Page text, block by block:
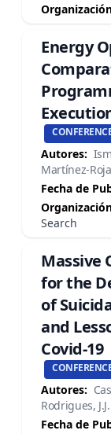
Energy
Autores:
Martínez-
Fecha de
Search
Massive
for the
of
and
Covid-19
Autores:
Rodrigues,
Fecha de